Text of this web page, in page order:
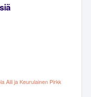
Aili ja Keurulainen Pirkk